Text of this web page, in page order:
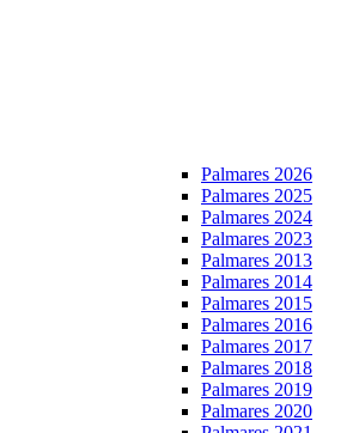
Palmares 2026
Palmares 2025
Palmares 2024
Palmares 2023
Palmares 2013
Palmares 2014
Palmares 2015
Palmares 2016
Palmares 2017
Palmares 2018
Palmares 2019
Palmares 2020